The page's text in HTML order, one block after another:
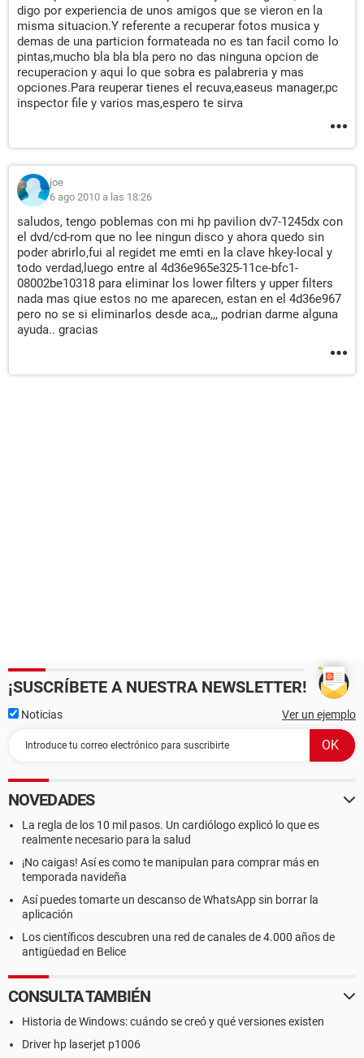
digo por experiencia de unos amigos que se vieron en la
misma situacion.Y referente a recuperar fotos musica y
demas de una particion formateada no es tan facil como lo
pintas,mucho bla bla bla pero no das ninguna opcion de
recuperacion y aqui lo que sobra es palabreria y mas
opciones.Para reuperar tienes el recuva,easeus manager,pc
inspector file y varios mas,espero te sirva
joe
6 ago 2010 a las 18:26
saludos, tengo poblemas con mi hp pavilion dv7-1245dx con
el dvd/cd-rom que no lee ningun disco y ahora quedo sin
poder abrirlo,fui al regidet me emti en la clave hkey-local y
todo verdad,luego entre al 4d36e965e325-11ce-bfc1-
08002be10318 para eliminar los lower filters y upper filters
nada mas qiue estos no me aparecen, estan en el 4d36e967
pero no se si eliminarlos desde aca,,, podrian darme alguna
ayuda.. gracias
¡SUSCRÍBETE A NUESTRA NEWSLETTER!
Noticias Ver un ejemplo
NOVEDADES
La regla de los 10 mil pasos. Un cardiólogo explicó lo que es
realmente necesario para la salud
¡No caigas! Así es como te manipulan para comprar más en
temporada navideña
Así puedes tomarte un descanso de WhatsApp sin borrar la
aplicación
Los científicos descubren una red de canales de 4.000 años de
antigüedad en Belice
CONSULTA TAMBIÉN
Historia de Windows: cuándo se creó y qué versiones existen
Driver hp laserjet p1006